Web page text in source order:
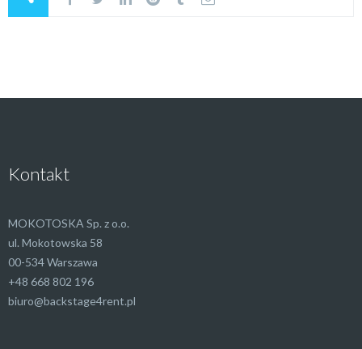
Kontakt
MOKOTOSKA Sp. z o.o.
ul. Mokotowska 58
00-534 Warszawa
+48 668 802 196
biuro@backstage4rent.pl